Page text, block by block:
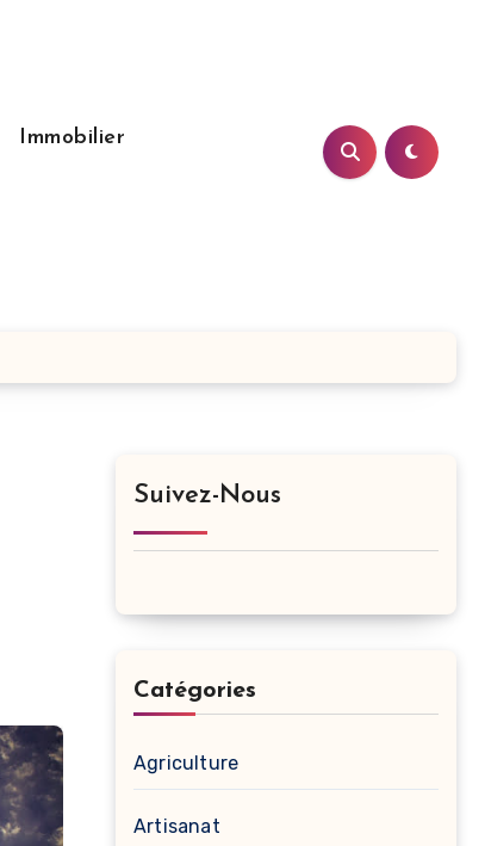
Immobilier
Suivez-Nous
Catégories
Agriculture
Artisanat